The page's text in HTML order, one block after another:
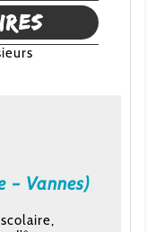
– Vannes)